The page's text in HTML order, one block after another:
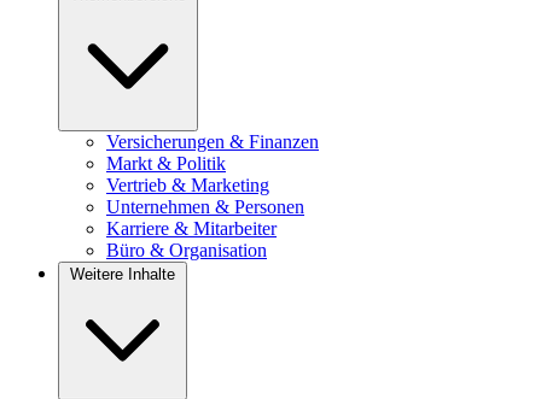
Versicherungen & Finanzen
Markt & Politik
Vertrieb & Marketing
Unternehmen & Personen
Karriere & Mitarbeiter
Büro & Organisation
Weitere Inhalte